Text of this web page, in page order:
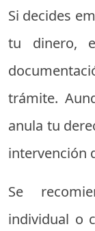
Si decides
tu dinero,
trámite.
anula tu
intervención
Se
individual o